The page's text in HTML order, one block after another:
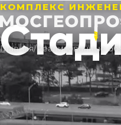
Главная/Реализованные
КОМПЛЕКС